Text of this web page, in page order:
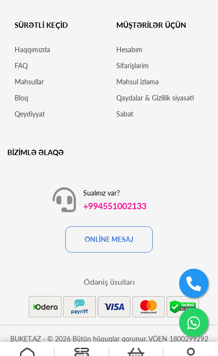
SÜRƏTLİ KEÇİD
Haqqımızda
FAQ
Məhsullar
Bloq
Qeydiyyat
MÜŞTƏRİLƏR ÜÇÜN
Hesabım
Sifarişlərim
Məhsul izləmə
Qaydalar & Gizlilik siyasəti
Səbət
BİZİMLƏ ƏLAQƏ
Sualınız var?
+994551002133
ONLİNE MESAJ
BUKET.AZ - © 2026 Bütün hüquqlar qorunur. VÖEN 1800299292
Ödəniş üsulları